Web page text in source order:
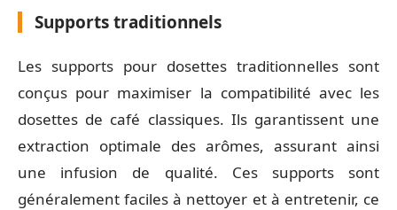
Supports traditionnels
Les supports pour dosettes traditionnelles sont
conçus pour maximiser la compatibilité avec les
dosettes de café classiques. Ils garantissent une
extraction optimale des arômes, assurant ainsi
une infusion de qualité. Ces supports sont
généralement faciles à nettoyer et à entretenir, ce